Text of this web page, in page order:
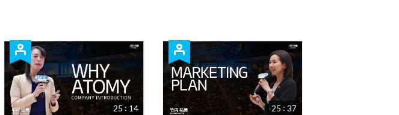
25 : 14 25 : 37